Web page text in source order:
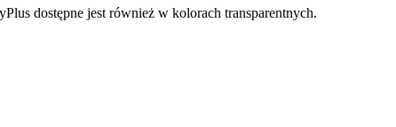
dostępne jest również w kolorach transparentnych.